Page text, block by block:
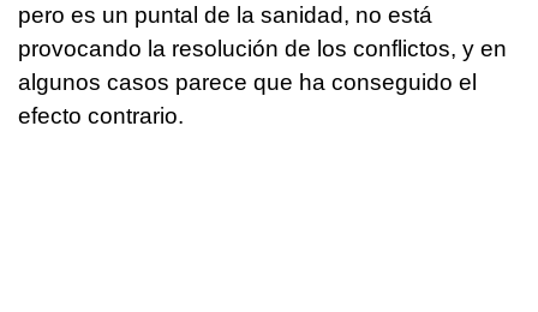
pero es un puntal de la sanidad, no está
provocando la resolución de los conflictos, y en
algunos casos parece que ha conseguido el
efecto contrario.